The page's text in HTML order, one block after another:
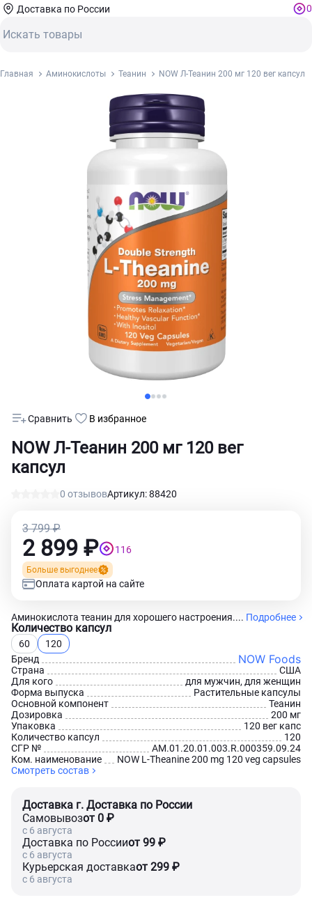
Доставка по России 0
Главная Аминокислоты Теанин NOW Л-Теанин 200 мг 120 вег капсул
NOW Л-Теанин 200 мг 120 вег
капсул
0 отзывовАртикул: 88420
Сравнить В избранное
Аминокислота теанин для хорошего настроения.... Подробнее
Количество капсул
60
120
Бренд
NOW Foods
Страна
США
Для кого
для мужчин, для женщин
Форма выпуска
Растительные капсулы
Основной компонент
Теанин
Дозировка
200 мг
Упаковка
120 вег капс
Количество капсул
120
СГР №
AM.01.20.01.003.R.000359.09.24
Ком. наименование
NOW L-Theanine 200 mg 120 veg capsules
Смотреть состав
3 799 ₽
2 899 ₽ 116
Больше выгоднее
Оплата картой на сайте
Доставка г. Доставка по России
Самовывозот 0 ₽
c 6 августа
Доставка по Россииот 99 ₽
c 6 августа
Курьерская доставкаот 299 ₽
c 6 августа